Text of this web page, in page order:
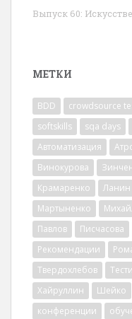
Выпуск 60:
МЕТКИ
BDD crowdsource
softskills
sqa days
Автоматизация
Винокурова
Крамаренко
Ланин
Мартыненко
Павлов
Писчасова
Рекомендации
Твердохлебов
Хайруллин
Шейко
конференции